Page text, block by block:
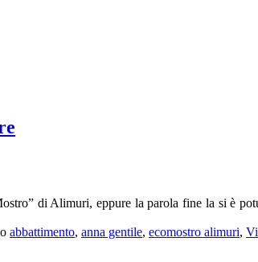
di Alimuri, eppure la parola fine la si è
abbattimento, anna gentile, ecomostro alimuri,